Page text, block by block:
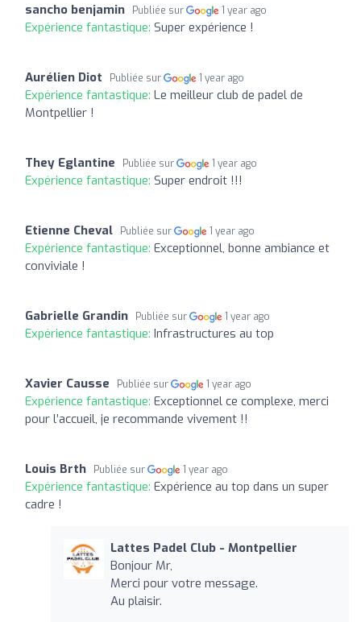
sancho benjamin Publiée sur 1 year ago
Expérience fantastique: Super expérience !
Aurélien Diot Publiée sur 1 year ago
Expérience fantastique: Le meilleur club de padel de
Montpellier !
They Eglantine Publiée sur 1 year ago
Expérience fantastique: Super endroit !!!
Etienne Cheval Publiée sur 1 year ago
Expérience fantastique: Exceptionnel, bonne ambiance et
conviviale !
Gabrielle Grandin Publiée sur 1 year ago
Expérience fantastique: Infrastructures au top
Xavier Causse Publiée sur 1 year ago
Expérience fantastique: Exceptionnel ce complexe, merci
pour l’accueil, je recommande vivement !!
Louis Brth Publiée sur 1 year ago
Expérience fantastique: Expérience au top dans un super
cadre !
Lattes Padel Club - Montpellier
Bonjour Mr,
Merci pour votre message.
Au plaisir.